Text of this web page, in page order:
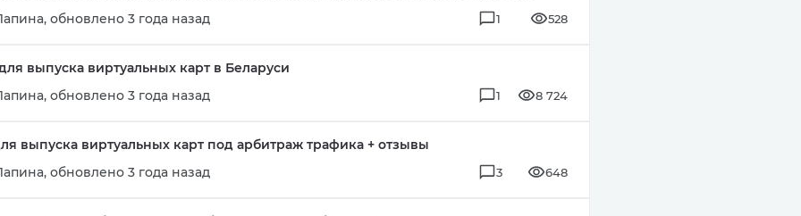
, обновлено 3 года назад 1 528
выпуска виртуальных карт в Беларуси
, обновлено 3 года назад 1 8 724
выпуска виртуальных карт под арбитраж трафика + отзывы
, обновлено 3 года назад 3 648